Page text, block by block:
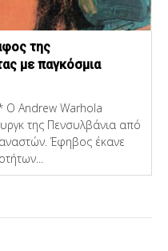
της
με παγκόσμια
Ο Andrew Warhola
της Πενσυλβάνια από
Έφηβος έκανε